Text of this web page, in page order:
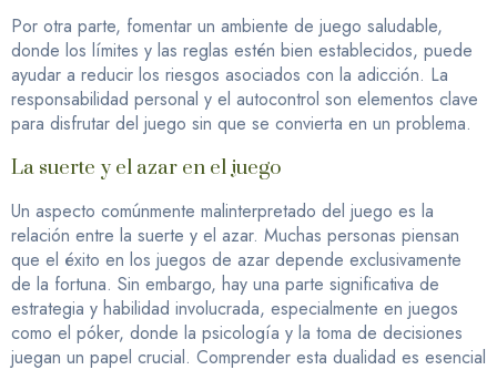
Por otra parte, fomentar un ambiente de juego saludable,
donde los límites y las reglas estén bien establecidos, puede
ayudar a reducir los riesgos asociados con la adicción. La
responsabilidad personal y el autocontrol son elementos clave
para disfrutar del juego sin que se convierta en un problema.
La suerte y el azar en el juego
Un aspecto comúnmente malinterpretado del juego es la
relación entre la suerte y el azar. Muchas personas piensan
que el éxito en los juegos de azar depende exclusivamente
de la fortuna. Sin embargo, hay una parte significativa de
estrategia y habilidad involucrada, especialmente en juegos
como el póker, donde la psicología y la toma de decisiones
juegan un papel crucial. Comprender esta dualidad es esencial